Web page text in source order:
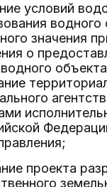
условий
водного
значения
о
проекта